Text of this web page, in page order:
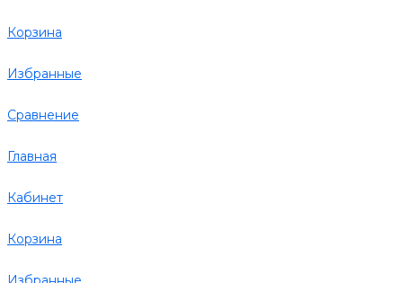
Корзина
Избранные
Сравнение
Главная
Кабинет
Корзина